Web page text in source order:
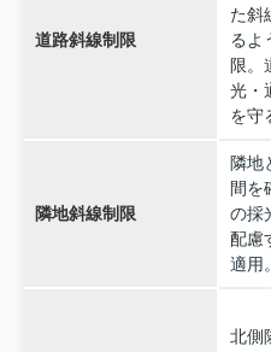
道路斜線制限
た斜
るよ
限。
光・
を守
隣地斜線制限
隣地
間を
の採
配慮
適用。
北側